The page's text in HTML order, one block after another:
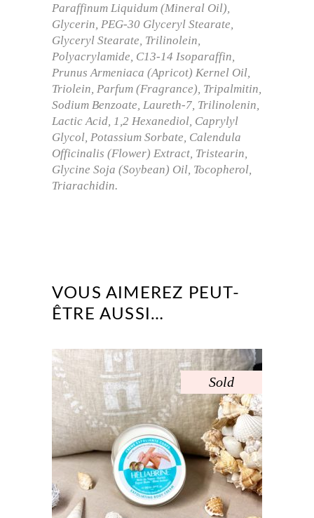
Paraffinum Liquidum (Mineral Oil),
Glycerin, PEG-30 Glyceryl Stearate,
Glyceryl Stearate, Trilinolein,
Polyacrylamide, C13-14 Isoparaffin,
Prunus Armeniaca (Apricot) Kernel Oil,
Triolein, Parfum (Fragrance), Tripalmitin,
Sodium Benzoate, Laureth-7, Trilinolenin,
Lactic Acid, 1,2 Hexanediol, Caprylyl
Glycol, Potassium Sorbate, Calendula
Officinalis (Flower) Extract, Tristearin,
Glycine Soja (Soybean) Oil, Tocopherol,
Triarachidin.
VOUS AIMEREZ PEUT-
ÊTRE AUSSI…
Sold